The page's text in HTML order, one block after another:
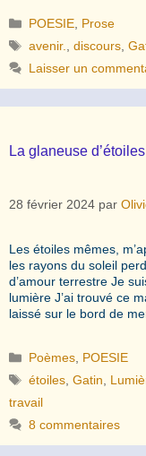
Catégories
POESIE Prose
Étiquettes
avenir. ,discours ,
Laisser un
La glaneuse
28 février 2024 par
Les étoiles mêmes,
les rayons du soleil
d’amour terrestre Je
lumière J’ai trouvé ce
laissé sur le bord de
Catégories
Poèmes POESIE
Étiquettes
étoiles ,Gatin
travail
8 commentaires